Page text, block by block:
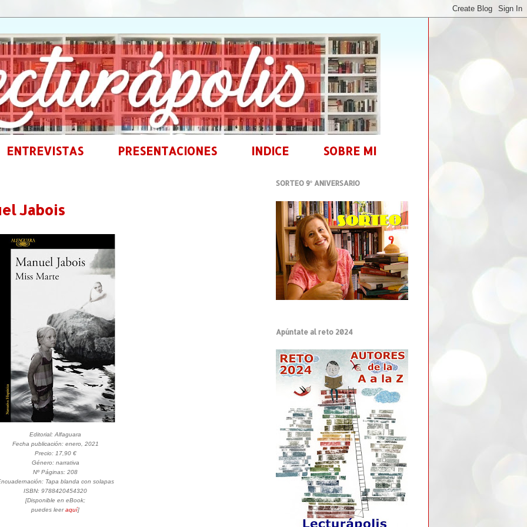
ENTREVISTAS PRESENTACIONES INDICE SOBRE MI
Jabois
Editorial: Alfaguara
Fecha publicación: enero, 2021
Precio: 17,90 €
Género: narrativa
Nº Páginas: 208
Tapa blanda con solapas
ISBN: 9788420454320
[Disponible en eBook;
puedes leeraquí]
SORTEO 9º ANIVERSARIO
Apúntate al reto 2024